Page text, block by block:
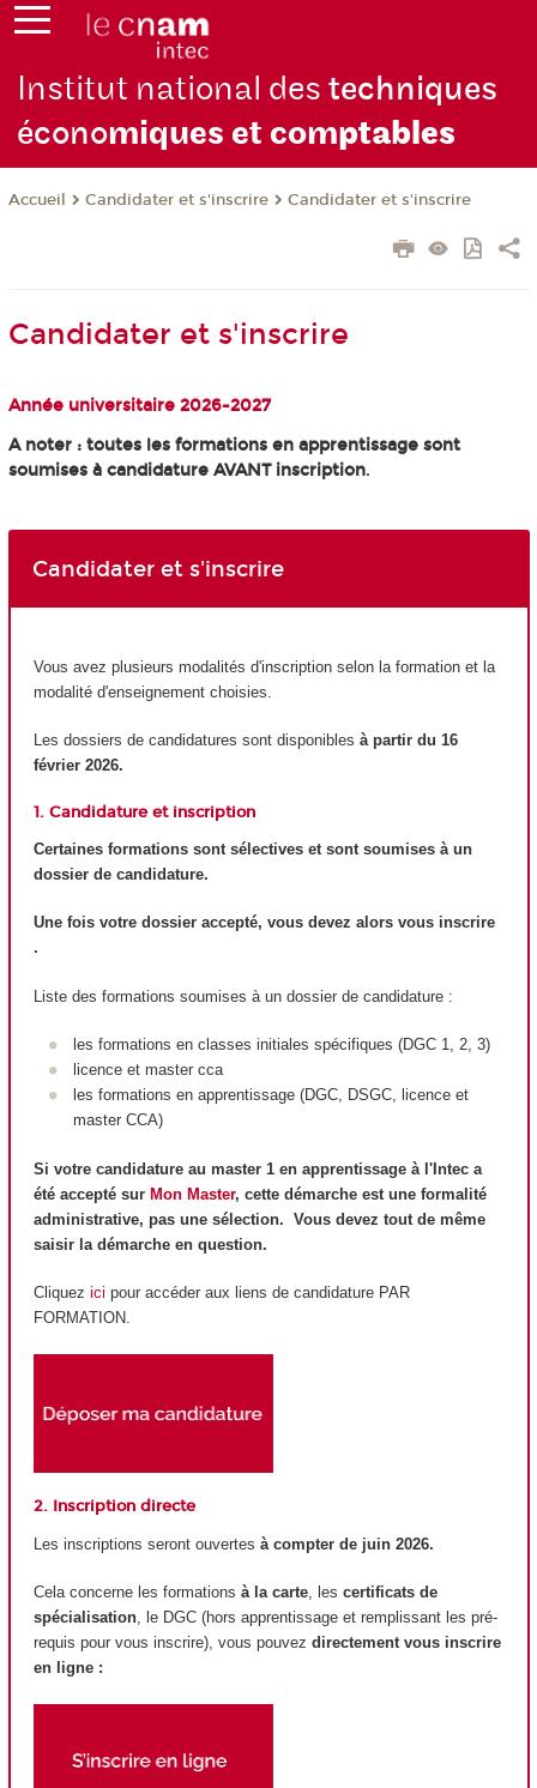
Institut national destechniques
économiques et comptables
Accueil Candidater et s'inscrire Candidater et s'inscrire
Candidater et s'inscrire
Année universitaire 2026-2027
A noter : toutes les formations en apprentissage sont
soumises à candidature AVANT inscription.
Candidater et s'inscrire
Vous avez plusieurs modalités d'inscription selon la formation et la
modalité d'enseignement choisies.
Les dossiers de candidatures sont disponibles à partir du 16
février 2026.
1. Candidature et inscription
Certaines formations sont sélectives et sont soumises à un
dossier de candidature.
Une fois votre dossier accepté, vous devez alors vous inscrire
.
Liste des formations soumises à un dossier de candidature :
les formations en classes initiales spécifiques (DGC 1, 2, 3)
licence et master cca
les formations en apprentissage (DGC, DSGC, licence et
master CCA)
Si votre candidature au master 1 en apprentissage à l'Intec a
été accepté sur Mon Master, cette démarche est une formalité
administrative, pas une sélection. Vous devez tout de même
saisir la démarche en question.
Cliquez ici pour accéder aux liens de candidature PAR
FORMATION.
2. Inscription directe
Les inscriptions seront ouvertes à compter de juin 2026.
Cela concerne les formations à la carte, les certificats de
spécialisation, le DGC (hors apprentissage et remplissant les pré-
requis pour vous inscrire), vous pouvez directement vous inscrire
en ligne :